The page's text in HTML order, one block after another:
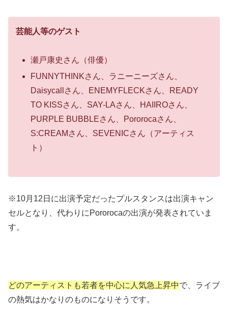
芸能人等のゲスト
瀬戸康史さん（俳優）
FUNNYTHINKさん、ラニーニーズさん、
Daisycallさん、ENEMYFLECKさん、READY
TO KISSさん、SAY-LAさん、HAIIROさん、
PURPLE BUBBLEさん、Pororocaさん、
S:CREAMさん、SEVENICさん（アーティス
ト）
※10月12日に出演予定だったプルスタンスは出演キャン
セルとなり、代わりにPororocaの出演が発表されていま
す。
どのアーティストも若者を中心に人気急上昇中で、ライブ
の熱気はかなりのものになりそうです。